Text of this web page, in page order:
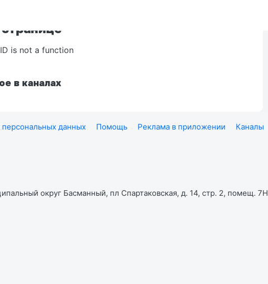
is not a function
в каналах
данных Помощь Реклама в приложении Каналы
округ Басманный, пл Спартаковская, д. 14, стр. 2, помещ. 7Н